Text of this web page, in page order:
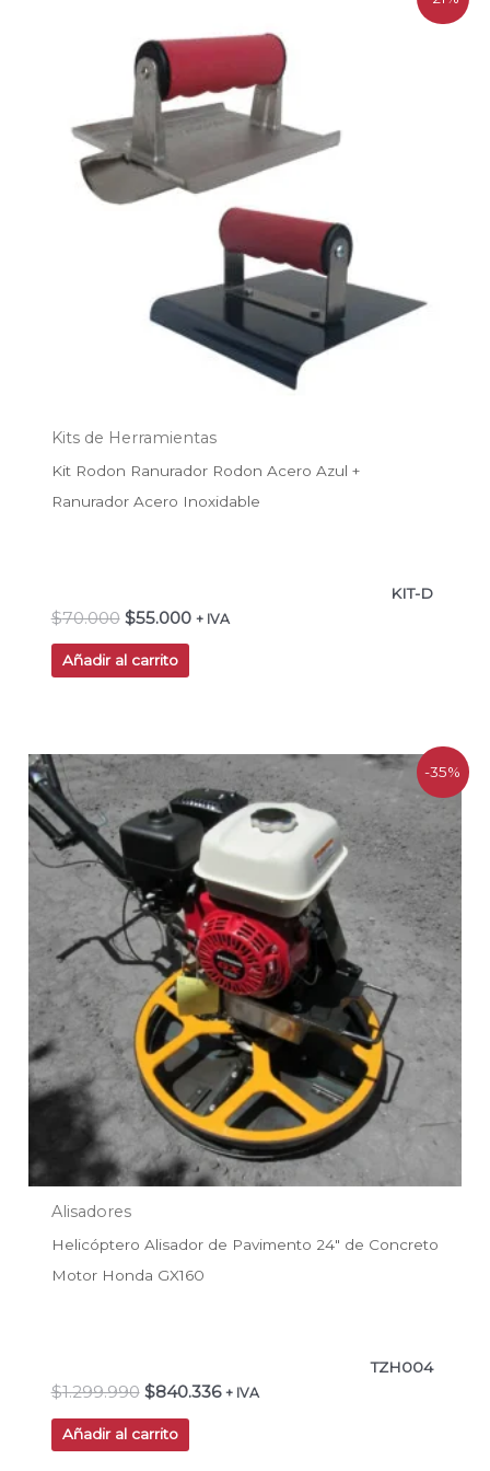
Kits de Herramientas
Kit Rodon Ranurador Rodon Acero Azul +
Ranurador Acero Inoxidable
KIT-D
$70.000
era:
$70.000.
$55.000
actual
+ IVA
Añadir al carrito
-35%
Alisadores
Helicóptero Alisador de Pavimento 24″ de Concreto
Motor Honda GX160
TZH004
$1.299.990
precio
original
era:
$1.299.990.
$840.336
El
precio
actual
es:
+ IVA
Añadir al carrito